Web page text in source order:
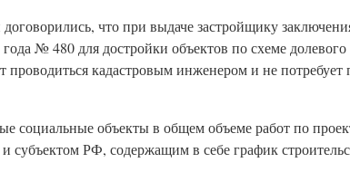
что при выдаче застройщику
№ 480 для достройки объектов по схеме долевого
проводиться кадастровым инженером и не
социальные объекты в общем объеме работ по
РФ, содержащим в себе график